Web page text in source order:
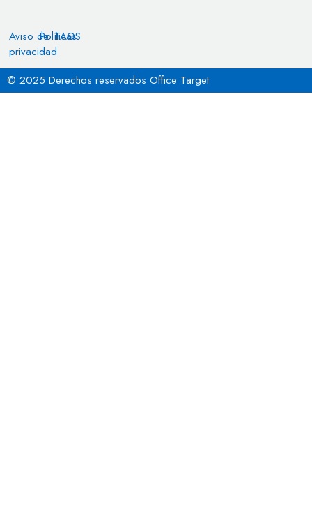
Aviso de
privacidad
Políticas
FAQS
© 2025 Derechos reservados Office Target